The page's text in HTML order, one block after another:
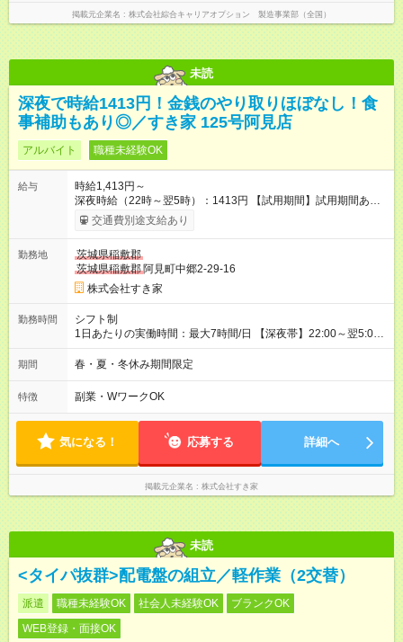
掲載元企業名 株式会社綜合キャリアオプション 製造事業部（全国）
未読
深夜で時給1413円！金銭のやり取りほぼなし！食
事補助もあり◎／すき家 125号阿見店
アルバイト 職種未経験OK
給与
時給1,413円～
深夜時給（22時～翌5時）：1413円 【試用期間】試用期間あり
試用期間の長さ：1ヶ月 雇用形態、給与は本採用時と同じです。
試用期間の実態は30日（※条件変更なし）ですが、切り上げで
同時給）
交通費別途支給あり
勤務地
茨城県稲敷郡
茨城県稲敷郡 阿見町中郷2-29-16
株式会社すき家
勤務時間
シフト制
1日あたりの実働時間：最大7時間/日 【深夜帯】22:00～翌5:00
週2日～・1日2h～OK◎ ※22:00から翌5:00までは18歳以上の方
のみ勤務可能です（18歳未満の深夜業務禁止のため） ★深夜で
す。 必ず、2名以上での勤務を行いますので、安心して働けま
す。
期間 春・夏・冬休み期間限定
特徴 副業・WワークOK
気になる！ 応募する 詳細へ
掲載元企業名 株式会社すき家
未読
<タイパ抜群>配電盤の組立／軽作業（2交替）
派遣 職種未経験OK 社会人未経験OK
ブランクOK
WEB登録・面接OK